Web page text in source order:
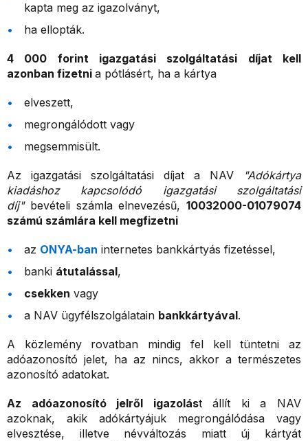
kapta meg az igazolványt,
ha ellopták.
4 000 forint igazgatási szolgáltatási díjat kell
azonban fizetni a pótlásért, ha a kártya
elveszett,
megrongálódott vagy
megsemmisült.
Az igazgatási szolgáltatási díjat a NAV
"Adókártya
kiadáshoz kapcsolódó igazgatási szolgáltatási
díj"bevételi számla elnevezésű, 10032000-01079074
számú számlára kell megfizetni
az ONYA-ban internetes bankkártyás fizetéssel,
banki átutalással,
csekken vagy
a NAV ügyfélszolgálatain bankkártyával.
A közlemény rovatban mindig fel kell tüntetni az
adóazonosító jelet, ha az nincs, akkor a természetes
azonosító adatokat.
Az adóazonosító jelről igazolást állít ki a NAV
azoknak, akik adókártyájuk megrongálódása vagy
elvesztése, illetve névváltozás miatt új kártyát